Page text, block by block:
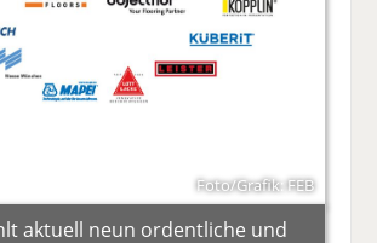
Foto/Grafik: FEB
aktuell neun ordentliche und